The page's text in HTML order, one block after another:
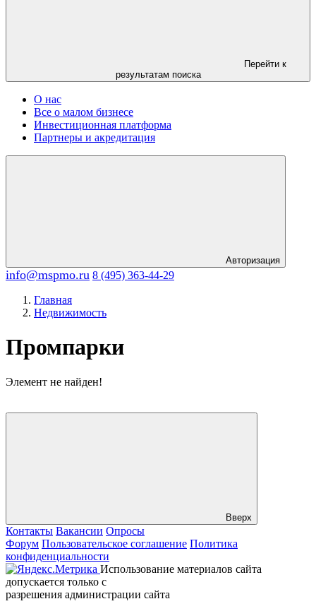
Перейти к
результатам поиска
О нас
Все о малом бизнесе
Инвестиционная платформа
Партнеры и акредитация
Авторизация
info@mspmo.ru 8 (495) 363-44-29
Главная
Недвижимость
Промпарки
Элемент не найден!
Вверх
Контакты Вакансии Опросы
Форум Пользовательское соглашение Политика
конфиденциальности
Использование материалов сайта
допускается только с
разрешения администрации сайта